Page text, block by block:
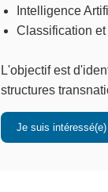
Intelligence
Classification
L'objectif est
structures
Je suis intéressé(e)